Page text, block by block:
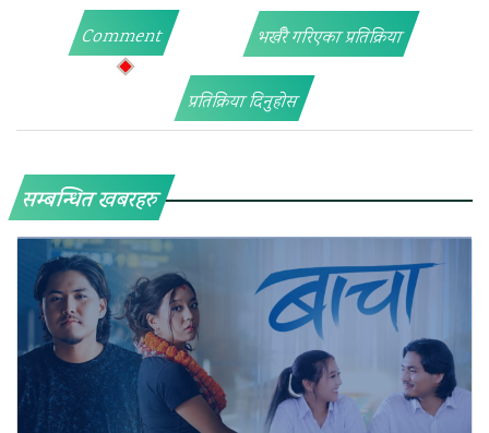
Comment भर्खरै गरिएका प्रतिक्रिया
प्रतिक्रिया दिनुहोस
सम्बन्धित खबरहरु